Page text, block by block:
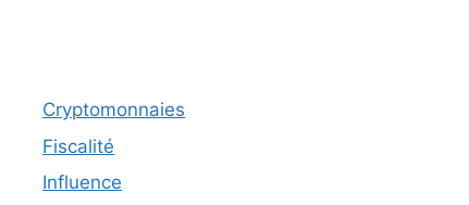
Cryptomonnaies
Fiscalité
Influence